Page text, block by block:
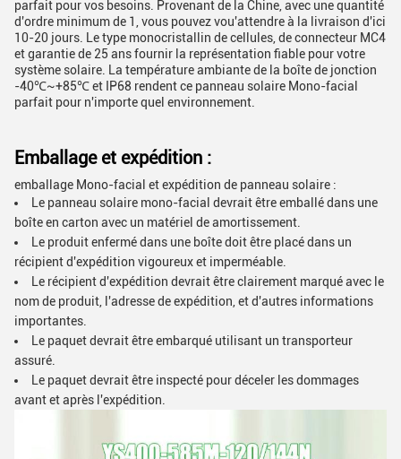
parfait pour vos besoins. Provenant de la Chine, avec une quantité
d'ordre minimum de 1, vous pouvez vou'attendre à la livraison d'ici
10-20 jours. Le type monocristallin de cellules, de connecteur MC4
et garantie de 25 ans fournir la représentation fiable pour votre
système solaire. La température ambiante de la boîte de jonction
-40℃~+85℃ et IP68 rendent ce panneau solaire Mono-facial
parfait pour n'importe quel environnement.
Emballage et expédition :
emballage Mono-facial et expédition de panneau solaire :
Le panneau solaire mono-facial devrait être emballé dans une
boîte en carton avec un matériel de amortissement.
Le produit enfermé dans une boîte doit être placé dans un
récipient d'expédition vigoureux et imperméable.
Le récipient d'expédition devrait être clairement marqué avec le
nom de produit, l'adresse de expédition, et d'autres informations
importantes.
Le paquet devrait être embarqué utilisant un transporteur
assuré.
Le paquet devrait être inspecté pour déceler les dommages
avant et après l'expédition.